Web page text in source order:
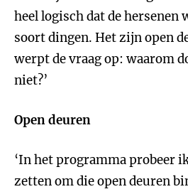
heel logisch dat de hersenen
soort dingen. Het zijn open
werpt de vraag op: waarom
niet?’
Open deuren
‘In het programma probeer
zetten om die open deuren